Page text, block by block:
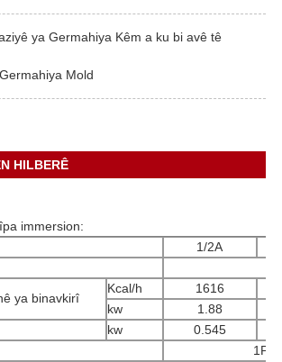
ya Germahiya Kêm a ku bi avê tê
Mold
HILBERÊ
immersion:
1/2A
ya binavkirî
Kcal/h
1616
kw
1.88
kw
0.545
1PH